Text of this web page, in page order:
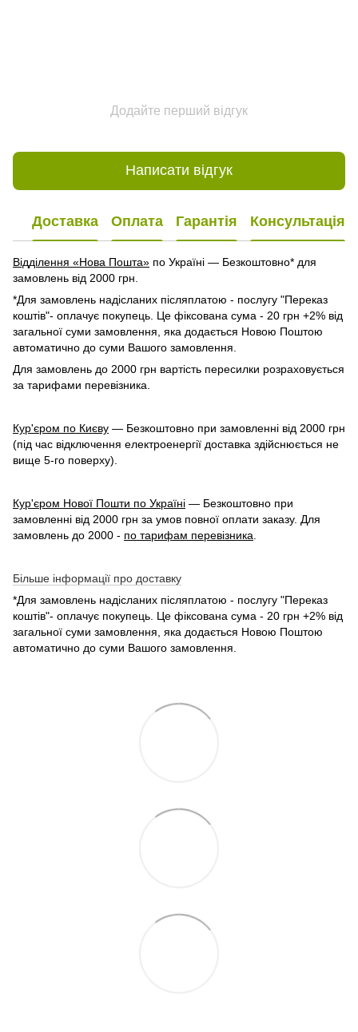
Додайте перший відгук
Написати відгук
Доставка Оплата Гарантія Консультація
Відділення «Нова Пошта» по Україні — Безкоштовно* для
замовлень від 2000 грн.
*Для замовлень надісланих післяплатою - послугу "Переказ
коштів"- оплачує покупець. Це фіксована сума - 20 грн +2% від
загальної суми замовлення, яка додається Новою Поштою
автоматично до суми Вашого замовлення.
Для замовлень до 2000 грн вартість пересилки розраховується
за тарифами перевізника.
Кур'єром по Києву — Безкоштовно при замовленні від 2000 грн
(під час відключення електроенергії доставка здійснюється не
вище 5-го поверху).
Кур'єром Нової Пошти по Україні — Безкоштовно при
замовленні від 2000 грн за умов повної оплати заказу. Для
замовлень до 2000 - по тарифам перевізника
Більше інформації про доставку
*Для замовлень надісланих післяплатою - послугу "Переказ
коштів"- оплачує покупець. Це фіксована сума - 20 грн +2% від
загальної суми замовлення, яка додається Новою Поштою
автоматично до суми Вашого замовлення.